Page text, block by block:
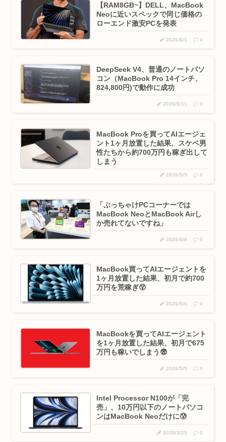
【RAM8GB~】DELL、MacBook
Neoに近いスペックで同じ価格の
ローエンド激安PCを発表
2026/6/1 0
DeepSeek V4、普通のノートパソ
コン（MacBook Pro 14インチ、
824,800円)で動作に成功
2026/5/11 0
MacBook Proを買ってAIエージェ
ント1ヶ月放置した結果、スケベ男
性たちから約700万円も稼ぎ出して
しまう
2026/5/9 0
「ぶっちゃけPCコーナーでは
MacBook NeoとMacBook Airし
か売れてないですね」
2026/5/8 0
MacBook買ってAIエージェントを
1ヶ月放置した結果、初月で約700
万円を荒稼ぎ😲
2026/5/6 0
MacBookを買ってAIエージェント
を1ヶ月放置した結果、初月で675
万円も稼いでしまう😨
2026/5/5 0
Intel Processor N100が「完
売」、10万円以下のノートパソコ
ンはMacBook Neoだけに😰
2026/3/25 0